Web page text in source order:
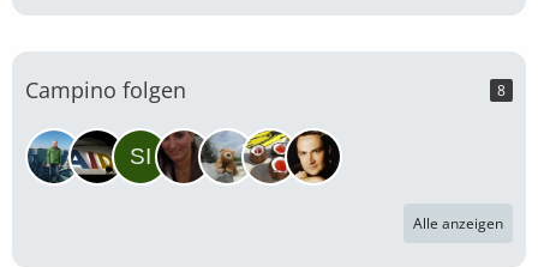
Campino folgen 8
Alle anzeigen